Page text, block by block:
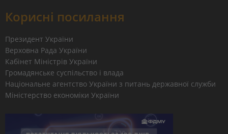
Корисні посилання
Президент України
Верховна Рада України
Кабінет Міністрів України
Громадянське суспільство і влада
Національне агентство України з питань державної служби
Міністерство економіки України